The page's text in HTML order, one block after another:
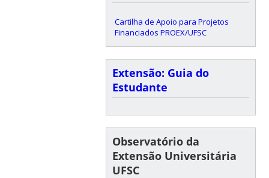
Cartilha de Apoio para Projetos
Financiados PROEX/UFSC
Extensão: Guia do
Estudante
Observatório da
Extensão Universitária
UFSC